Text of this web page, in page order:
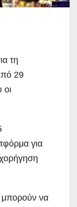
τη
29
οι
για
μπορούν να